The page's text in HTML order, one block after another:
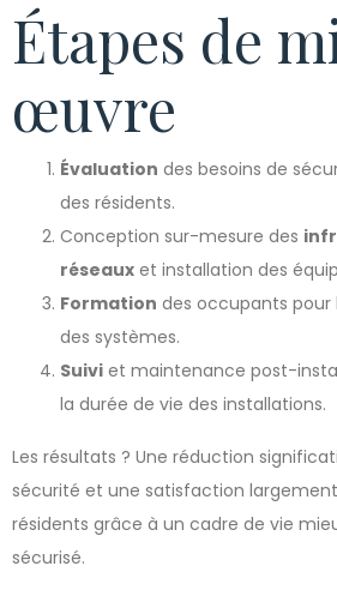
Étapes de
œuvre
Évaluation des besoins de
des résidents.
Conception sur-mesure des
réseaux et installation des
Formation des occupants pour
des systèmes.
Suivi et maintenance post-
la durée de vie des installations.
Les résultats ? Une réduction
sécurité et une satisfaction
résidents grâce à un cadre de vie
sécurisé.